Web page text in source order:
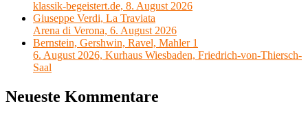
klassik-begeistert.de, 8. August 2026
Giuseppe Verdi, La Traviata
Arena di Verona, 6. August 2026
Bernstein, Gershwin, Ravel, Mahler 1
6. August 2026, Kurhaus Wiesbaden, Friedrich-von-Thiersch-
Saal
Neueste Kommentare